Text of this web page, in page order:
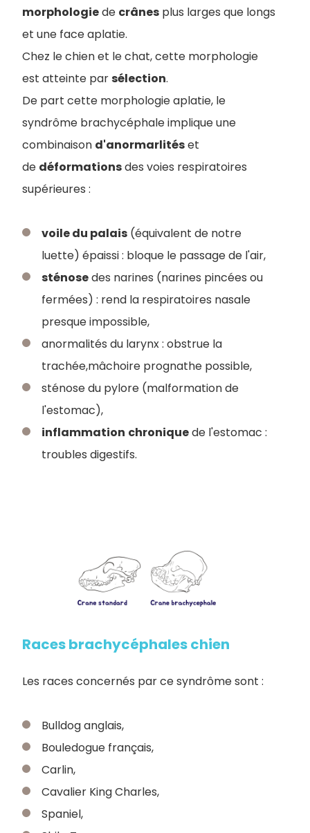
morphologiede crânes plus larges que longs
et une face aplatie.
Chez le chien et le chat, cette morphologie
est atteinte parsélection.
De part cette morphologie aplatie, le
syndrôme brachycéphale implique une
combinaison d'anormarlitéset
de déformationsdes voies respiratoires
supérieures :
voile du palais (équivalent de notre
luette) épaissi : bloque le passage de l'air,
sténosedes narines (narines pincées ou
fermées) : rend la respiratoires nasale
presque impossible,
anormalités du larynx : obstrue la
trachée,mâchoire prognathe possible,
sténose du pylore (malformation de
l'estomac),
inflammation chroniquede l'estomac :
troubles digestifs.
Races brachycéphales chien
Les races concernés par ce syndrôme sont :
Bulldog anglais,
Bouledogue français,
Carlin,
Cavalier King Charles,
Spaniel,